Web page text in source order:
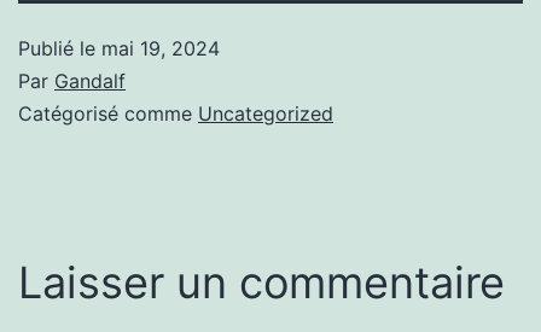
Publié le mai 19, 2024
Par Gandalf
Catégorisé comme Uncategorized
Laisser un commentaire